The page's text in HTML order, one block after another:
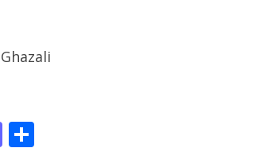
Mastodon